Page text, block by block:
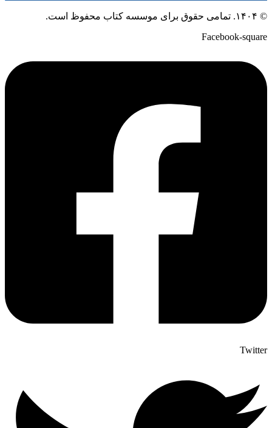
© ۱۴۰۴. تمامی حقوق برای موسسه کتاب محفوظ است.
Facebook-square
Twitter